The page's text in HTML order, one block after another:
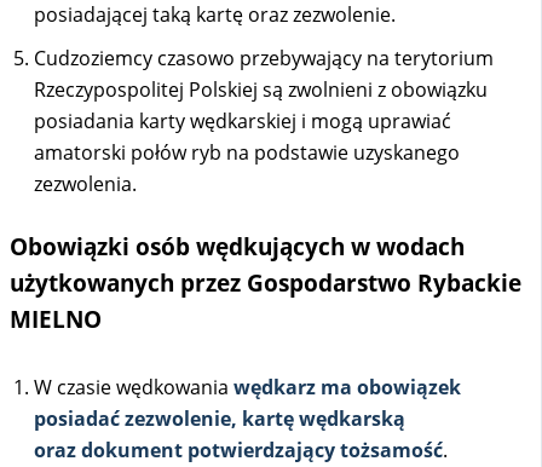
posiadającej taką kartę oraz zezwolenie.
Cudzoziemcy czasowo przebywający na terytorium
Rzeczypospolitej Polskiej są zwolnieni z obowiązku
posiadania karty wędkarskiej i mogą uprawiać
amatorski połów ryb na podstawie uzyskanego
zezwolenia.
Obowiązki osób wędkujących w wodach
użytkowanych przez Gospodarstwo Rybackie
MIELNO
W czasie wędkowania wędkarz ma obowiązek
posiadać zezwolenie, kartę wędkarską
oraz dokument potwierdzający tożsamość.